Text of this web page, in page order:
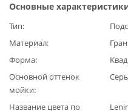
Основные
Тип
Материал
Форма
Основной оттенок
мойки
Название цвета по